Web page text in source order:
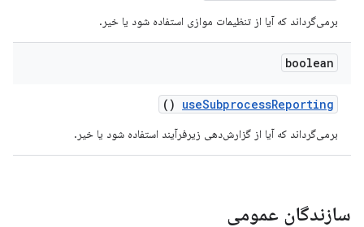
برمی‌گرداند که آیا از تنظیمات موازی استفاده شود یا خیر.
boolean
useSubprocessReporting
()
برمی‌گرداند که آیا از گزارش‌دهی زیرفرآیند استفاده شود یا خیر.
سازندگان عمومی